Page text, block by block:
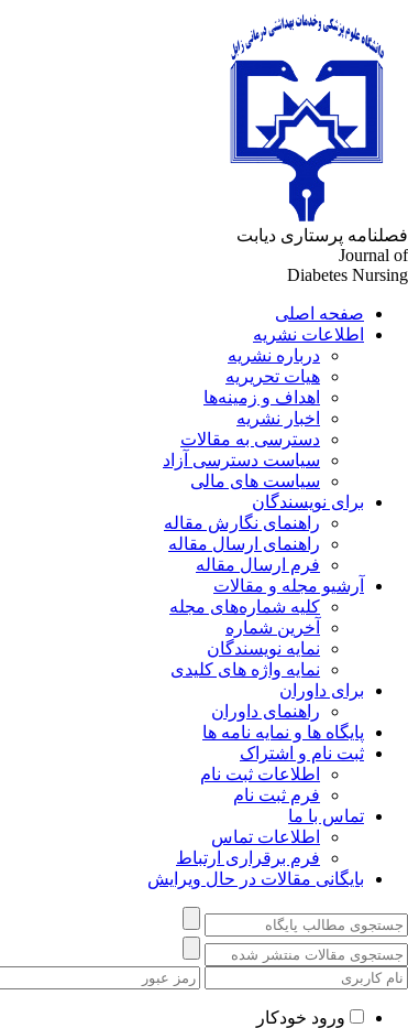
فصلنامه پرستاری دیابت
Journal of
Diabetes Nursing
صفحه اصلی
اطلاعات نشریه
درباره نشریه
هیات تحریریه
اهداف و زمینه‌ها
اخبار نشریه
دسترسی به مقالات
سیاست دسترسی آزاد
سیاست های مالی
برای نویسندگان
راهنمای نگارش مقاله
راهنمای ارسال مقاله
فرم ارسال مقاله
آرشیو مجله و مقالات
کلیه شماره‌های مجله
آخرین شماره
نمایه نویسندگان
نمایه واژه های کلیدی
برای داوران
راهنمای داوران
پایگاه ها و نمایه نامه ها
ثبت نام و اشتراک
اطلاعات ثبت نام
فرم ثبت نام
تماس با ما
اطلاعات تماس
فرم برقراری ارتباط
بایگانی مقالات در حال ویرایش
ورود خودکار